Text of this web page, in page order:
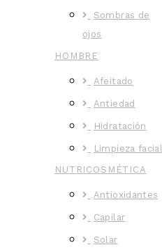
Sombras de
ojos
HOMBRE
Afeitado
Antiedad
Hidratación
Limpieza facial
NUTRICOSMÉTICA
Antioxidantes
Capilar
Solar